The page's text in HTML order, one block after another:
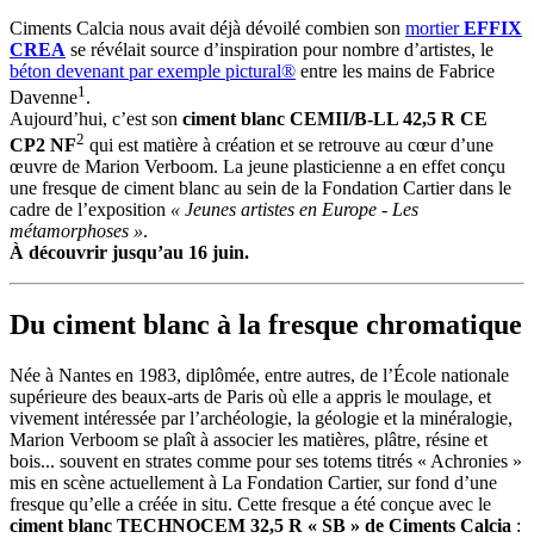
Ciments Calcia nous avait déjà dévoilé combien son mortierEFFIX
CREA se révélait source d’inspiration pour nombre d’artistes, le
béton devenant par exemple pictural® entre les mains de Fabrice
Davenne1 .
Aujourd’hui, c’est son ciment blanc CEMII/B-LL 42,5 R CE
CP2 NF2 qui est matière à création et se retrouve au cœur d’une
œuvre de Marion Verboom. La jeune plasticienne a en effet conçu
une fresque de ciment blanc au sein de la Fondation Cartier dans le
cadre de l’exposition « Jeunes artistes en Europe - Les
métamorphoses ».
À découvrir jusqu’au 16 juin.
Du ciment blanc à la fresque chromatique
Née à Nantes en 1983, diplômée, entre autres, de l’École nationale
supérieure des beaux-arts de Paris où elle a appris le moulage, et
vivement intéressée par l’archéologie, la géologie et la minéralogie,
Marion Verboom se plaît à associer les matières, plâtre, résine et
bois... souvent en strates comme pour ses totems titrés « Achronies »
mis en scène actuellement à La Fondation Cartier, sur fond d’une
fresque qu’elle a créée in situ. Cette fresque a été conçue avec le
ciment blanc TECHNOCEM 32,5 R « SB » de Ciments Calcia :